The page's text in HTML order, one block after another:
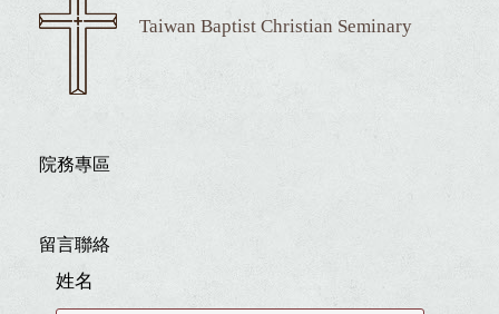
Taiwan Baptist Christian Seminary
院務專區
留言聯絡
姓名